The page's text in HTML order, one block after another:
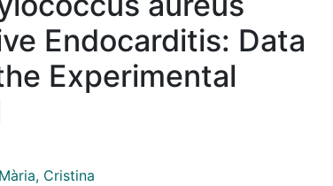
Endocarditis: Data
Experimental
Cristina